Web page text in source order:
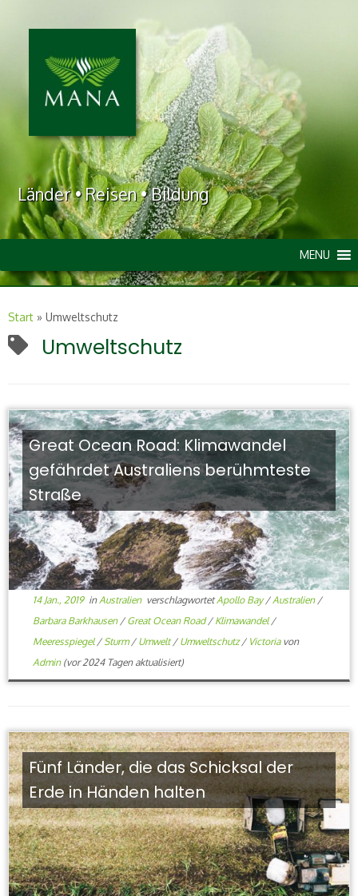
Länder • Reisen • Bildung
MENU
Start » Umweltschutz
Umweltschutz
Great Ocean Road: Klimawandel
gefährdet Australiens berühmteste
Straße
14 Jan., 2019in Australien verschlagwortetApollo Bay/ Australien /
Barbara Barkhausen / Great Ocean Road/ Klimawandel /
Meeresspiegel / Sturm / Umwelt/ Umweltschutz/ Victoria von
Admin(vor 2024 Tagen aktualisiert)
Fünf Länder, die das Schicksal der
Erde in Händen halten